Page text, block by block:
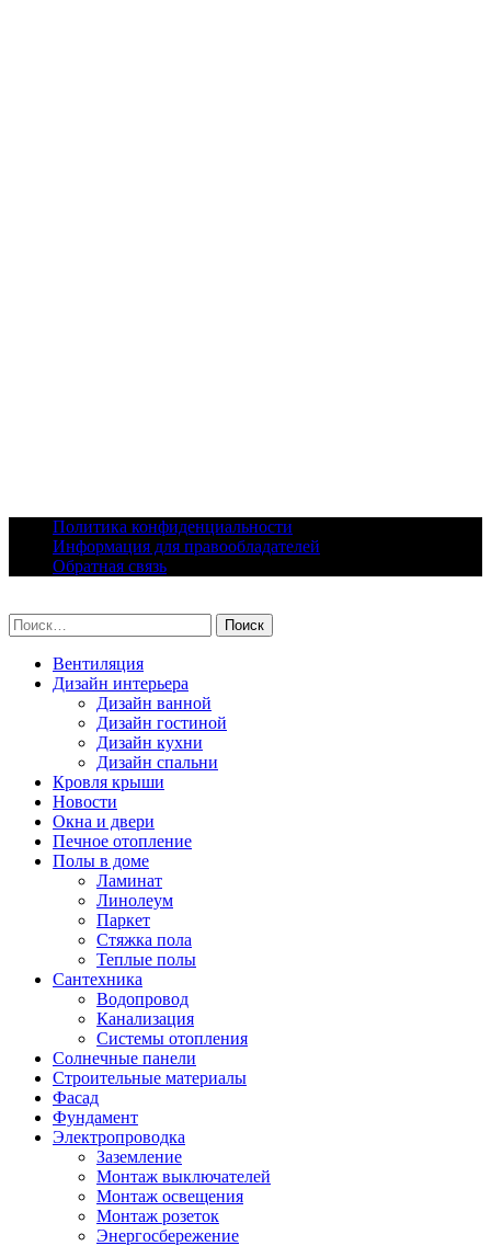
content
Политика конфиденциальности
Информация для правообладателей
Обратная связь
Найти:
Вентиляция
Дизайн интерьера
Дизайн ванной
Дизайн гостиной
Дизайн кухни
Дизайн спальни
Кровля крыши
Новости
Окна и двери
Печное отопление
Полы в доме
Ламинат
Линолеум
Паркет
Стяжка пола
Теплые полы
Сантехника
Водопровод
Канализация
Системы отопления
Солнечные панели
Строительные материалы
Фасад
Фундамент
Электропроводка
Заземление
Монтаж выключателей
Монтаж освещения
Монтаж розеток
Энергосбережение